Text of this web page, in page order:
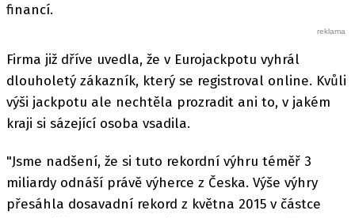
financí.
Firma již dříve uvedla, že v Eurojackpotu vyhrál
dlouholetý zákazník, který se registroval online. Kvůli
výši jackpotu ale nechtěla prozradit ani to, v jakém
kraji si sázející osoba vsadila.
"Jsme nadšení, že si tuto rekordní výhru téměř 3
miliardy odnáší právě výherce z Česka. Výše výhry
přesáhla dosavadní rekord z května 2015 v částce